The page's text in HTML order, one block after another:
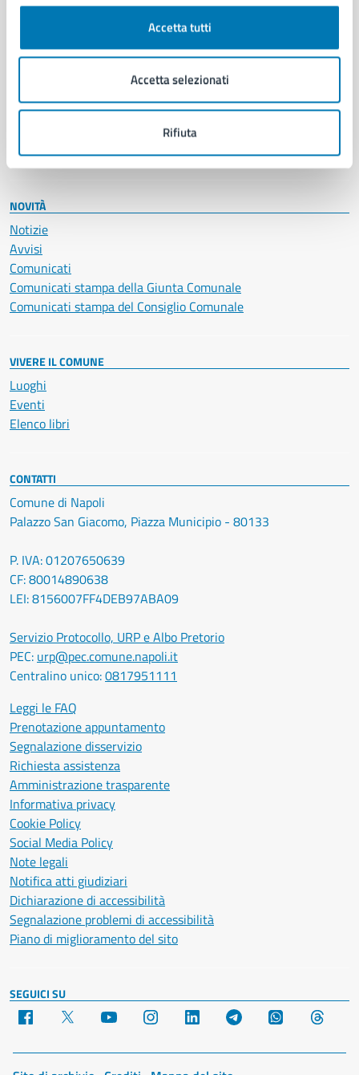
Accetta tutti
Accetta selezionati
Rifiuta
Educazione e formazione
Giustizia e sicurezza pubblica
Salute, benessere e assistenza
Vita lavorativa
NOVITÀ
Notizie
Avvisi
Comunicati
Comunicati stampa della Giunta Comunale
Comunicati stampa del Consiglio Comunale
VIVERE IL COMUNE
Luoghi
Eventi
Elenco libri
CONTATTI
Comune di Napoli
Palazzo San Giacomo, Piazza Municipio - 80133
P. IVA: 01207650639
CF: 80014890638
LEI: 8156007FF4DEB97ABA09
Servizio Protocollo, URP e Albo Pretorio
PEC: urp@pec.comune.napoli.it
Centralino unico:0817951111
Leggi le FAQ
Prenotazione appuntamento
Segnalazione disservizio
Richiesta assistenza
Amministrazione trasparente
Informativa privacy
Cookie Policy
Social Media Policy
Note legali
Notifica atti giudiziari
Dichiarazione di accessibilità
Segnalazione problemi di accessibilità
Piano di miglioramento del sito
SEGUICI SU
Facebook YouTube Instagram LinkedIn Telegram WhatsApp